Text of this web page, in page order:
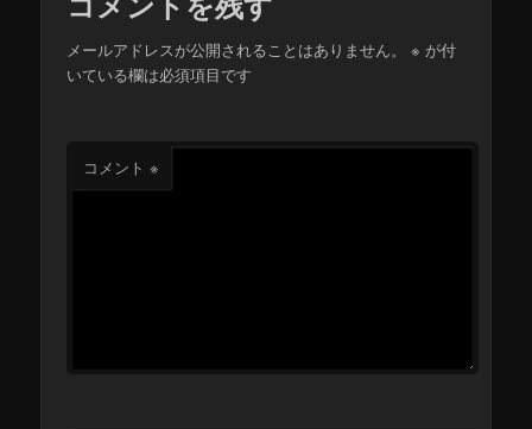
メールアドレスが公開されることはありません。 ※ が付
いている欄は必須項目です
コメント※